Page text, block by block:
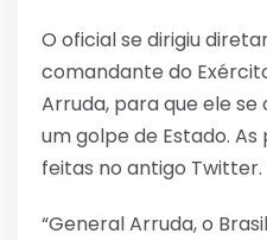
O oficial se dirigiu
comandante do
Arruda, para que ele
um golpe de Estado.
feitas no antigo Twitter.
“General Arruda, o